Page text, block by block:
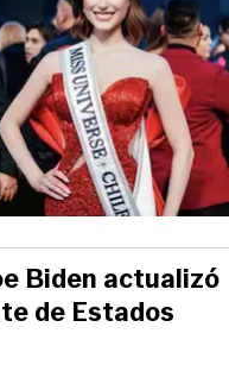
Biden actualizó
de Estados